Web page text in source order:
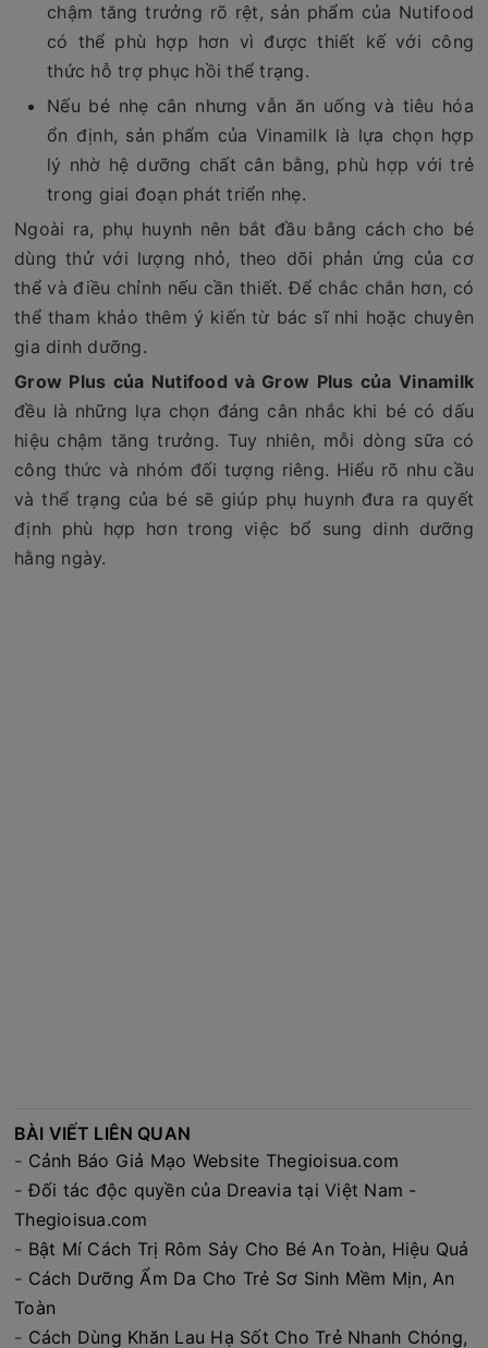
chậm tăng trưởng rõ rệt, sản phẩm của Nutifood
có thể phù hợp hơn vì được thiết kế với công
thức hỗ trợ phục hồi thể trạng.
Nếu bé nhẹ cân nhưng vẫn ăn uống và tiêu hóa
ổn định, sản phẩm của Vinamilk là lựa chọn hợp
lý nhờ hệ dưỡng chất cân bằng, phù hợp với trẻ
trong giai đoạn phát triển nhẹ.
Ngoài ra, phụ huynh nên bắt đầu bằng cách cho bé
dùng thử với lượng nhỏ, theo dõi phản ứng của cơ
thể và điều chỉnh nếu cần thiết. Để chắc chắn hơn, có
thể tham khảo thêm ý kiến từ bác sĩ nhi hoặc chuyên
gia dinh dưỡng.
Grow Plus của Nutifood và Grow Plus của Vinamilk
đều là những lựa chọn đáng cân nhắc khi bé có dấu
hiệu chậm tăng trưởng. Tuy nhiên, mỗi dòng sữa có
công thức và nhóm đối tượng riêng. Hiểu rõ nhu cầu
và thể trạng của bé sẽ giúp phụ huynh đưa ra quyết
định phù hợp hơn trong việc bổ sung dinh dưỡng
hằng ngày.
BÀI VIẾT LIÊN QUAN
- Cảnh Báo Giả Mạo Website Thegioisua.com
-Đối tác độc quyền của Dreavia tại Việt Nam -
Thegioisua.com
- Bật Mí Cách Trị Rôm Sảy Cho Bé An Toàn, Hiệu Quả
- Cách Dưỡng Ẩm Da Cho Trẻ Sơ Sinh Mềm Mịn, An
Toàn
- Cách Dùng Khăn Lau Hạ Sốt Cho Trẻ Nhanh Chóng,